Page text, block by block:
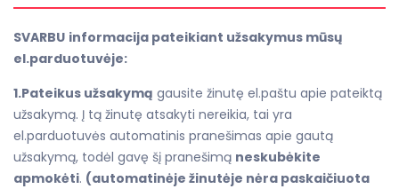
SVARBU informacija pateikiant užsakymus mūsų
el.parduotuvėje:
1.Pateikus užsakymą gausite žinutę el.paštu apie pateiktą
užsakymą. Į tą žinutę atsakyti nereikia, tai yra
el.parduotuvės automatinis pranešimas apie gautą
užsakymą, todėl gavę šį pranešimą neskubėkite
apmokėti. (automatinėje žinutėje nėra paskaičiuota